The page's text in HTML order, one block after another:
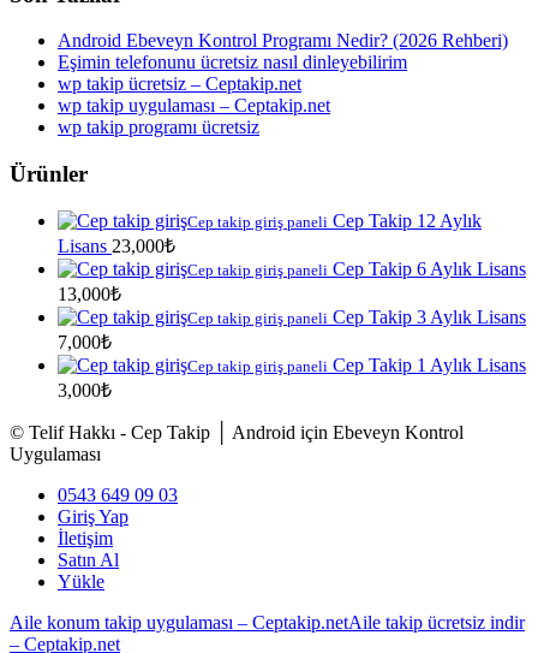
Android Ebeveyn Kontrol Programı Nedir? (2026 Rehberi)
Eşimin telefonunu ücretsiz nasıl dinleyebilirim
wp takip ücretsiz – Ceptakip.net
wp takip uygulaması – Ceptakip.net
wp takip programı ücretsiz
Ürünler
Cep takip giriş paneli Cep Takip 12 Aylık
Lisans 23,000₺
Cep takip giriş paneli Cep Takip 6 Aylık Lisans
13,000₺
Cep takip giriş paneli Cep Takip 3 Aylık Lisans
7,000₺
Cep takip giriş paneli Cep Takip 1 Aylık Lisans
3,000₺
© Telif Hakkı - Cep Takip │ Android için Ebeveyn Kontrol
Uygulaması
0543 649 09 03
Giriş Yap
İletişim
Satın Al
Yükle
Aile konum takip uygulaması – Ceptakip.netAile takip ücretsiz indir
– Ceptakip.net